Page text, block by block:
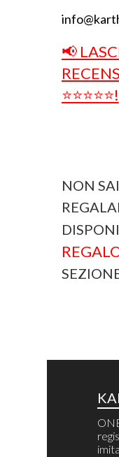
📢
⭐⭐⭐⭐⭐!
NON